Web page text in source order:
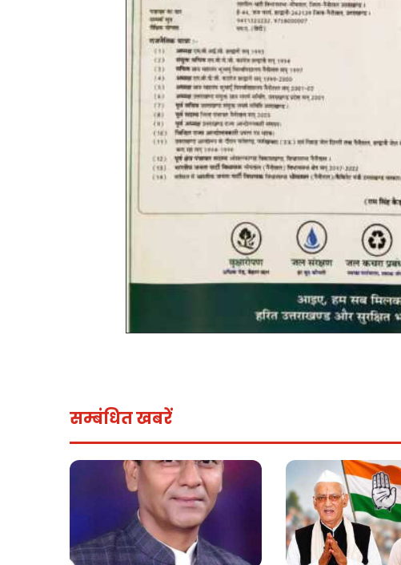
सम्बंधित खबरें